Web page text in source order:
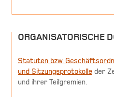
ORGANISATORISCHE
Statuten bzw.
und Sitzungsprotokolle der
und ihrer Teilgremien.